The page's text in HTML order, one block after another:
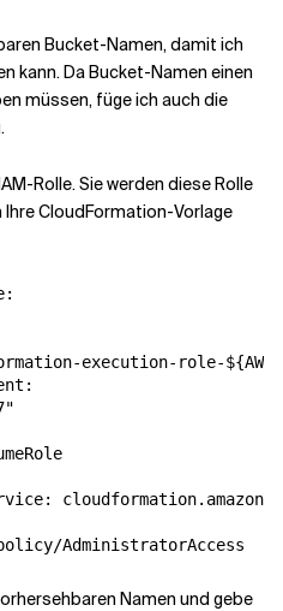
Bucket-Namen, damit ich
kann. Da Bucket-Namen einen
müssen, füge ich auch die
Rolle. Sie werden diese Rolle
Ihre CloudFormation-Vorlage
execution-role-
Namen und gebe